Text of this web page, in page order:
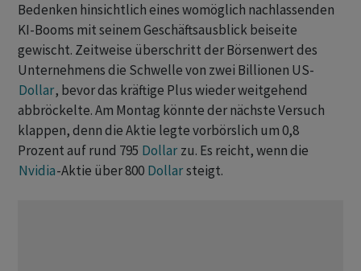
Bedenken hinsichtlich eines womöglich nachlassenden
KI-Booms mit seinem Geschäftsausblick beiseite
gewischt. Zeitweise überschritt der Börsenwert des
Unternehmens die Schwelle von zwei Billionen US-
Dollar, bevor das kräftige Plus wieder weitgehend
abbröckelte. Am Montag könnte der nächste Versuch
klappen, denn die Aktie legte vorbörslich um 0,8
Prozent auf rund 795 Dollar zu. Es reicht, wenn die
Nvidia-Aktie über 800 Dollarsteigt.